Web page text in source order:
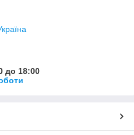
до 18:00